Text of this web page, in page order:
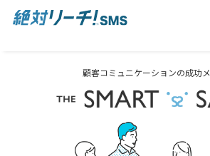
顧客コミュニケーションの成功